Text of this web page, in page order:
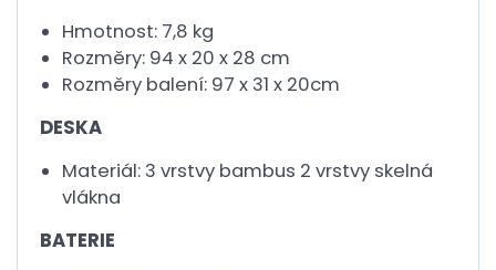
Hmotnost: 7,8 kg
Rozměry: 94 x 20 x 28 cm
Rozměry balení: 97 x 31 x 20cm
DESKA
Materiál: 3 vrstvy bambus 2 vrstvy skelná
vlákna
BATERIE